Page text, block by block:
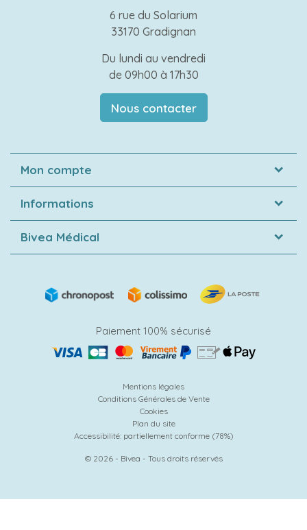
6 rue du Solarium
33170 Gradignan
Du lundi au vendredi
de 09h00 à 17h30
Nous contacter
Mon compte
Informations
Bivea Médical
Paiement 100% sécurisé
Mentions légales
Conditions Générales de Vente
Cookies
Plan du site
Accessibilité: partiellement conforme (78%)
© 2026 - Bivea - Tous droits réservés